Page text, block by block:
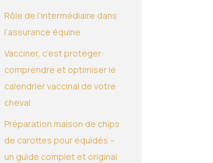
Rôle de l’intermédiaire dans
l’assurance équine
Vacciner, c’est protéger:
comprendre et optimiser le
calendrier vaccinal de votre
cheval
Préparation maison de chips
de carottes pour équidés –
un guide complet et original